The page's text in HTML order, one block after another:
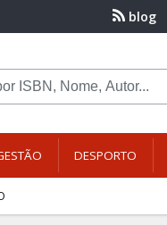
blog
DESPORTO